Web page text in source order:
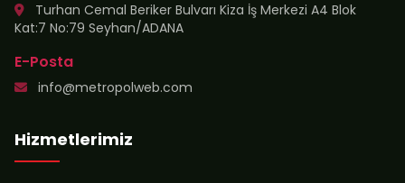
Turhan Cemal Beriker Bulvarı Kiza İş Merkezi A4 Blok
Kat:7 No:79 Seyhan/ADANA
E-Posta
info@metropolweb.com
Hizmetlerimiz